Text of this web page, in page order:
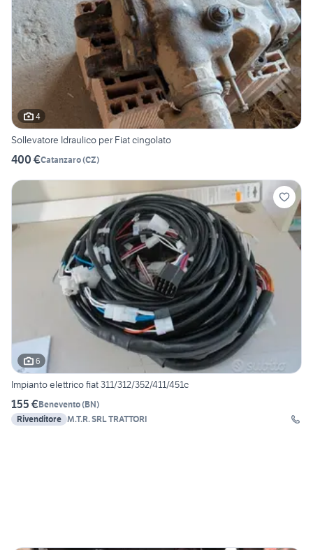
4
Sollevatore Idraulico per Fiat cingolato
400 €Catanzaro(CZ)
6
Impianto elettrico fiat 311/312/352/411/451c
155 €Benevento(BN)
Rivenditore M.T.R. SRL TRATTORI